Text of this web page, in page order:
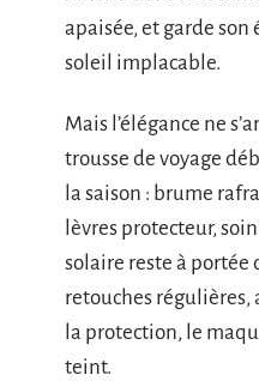
apaisée, et garde son
soleil implacable.
Mais l’élégance ne
trousse de voyage
la saison : brume
lèvres protecteur,
solaire reste à portée
retouches régulières,
la protection, le
teint.